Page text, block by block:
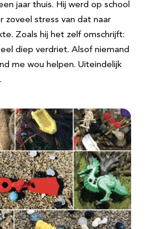
jaar thuis. Hij werd op school
zoveel stress van dat naar
Zoals hij het zelf omschrijft:
diep verdriet. Alsof niemand
me wou helpen. Uiteindelijk